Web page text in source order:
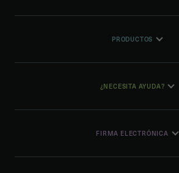
PRODUCTOS
¿NECESITA AYUDA?
FIRMA ELECTRÓNICA